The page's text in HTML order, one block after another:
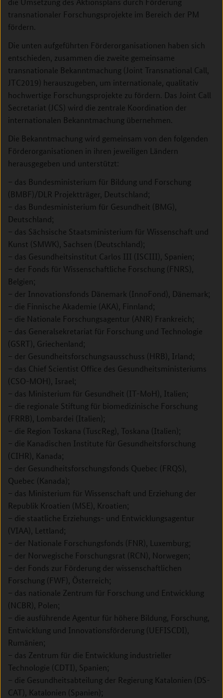
transnationaler Forschungsprojekte im Bereich der PM
fördern.
Die unten aufgeführten Förderorganisationen haben sich
entschieden, zusammen die zweite gemeinsame
transnationale Bekanntmachung (Joint Transnational Call,
JTC2019) herauszugeben, um internationale, qualitativ
hochwertige Forschungsprojekte zu fördern. Das Joint Call
Secretariat (JCS) wird die zentrale Koordination der
internationalen Bekanntmachung übernehmen.
Die Bekanntmachung wird gemeinsam von den folgenden
Förderorganisationen in ihren jeweiligen Ländern
herausgegeben und unterstützt:
– das Bundesministerium für Bildung und Forschung
(BMBF)/DLR Projektträger, Deutschland;
– das Bundesministerium für Gesundheit (BMG),
Deutschland;
– das Sächsische Staatsministerium für Wissenschaft und
Kunst (SMWK), Sachsen (Deutschland);
– das Gesundheitsinstitut Carlos III (ISCIII), Spanien;
– der Fonds für Wissenschaftliche Forschung (FNRS),
Belgien;
– der Innovationsfonds Dänemark (InnoFond), Dänemark;
– die Finnische Akademie (AKA), Finnland;
– die Nationale Forschungsagentur (ANR) Frankreich;
– das Generalsekretariat für Forschung und Technologie
(GSRT), Griechenland;
– der Gesundheitsforschungsausschuss (HRB), Irland;
– das Chief Scientist Office des Gesundheitsministeriums
(CSO-MOH), Israel;
– das Ministerium für Gesundheit (IT-MoH), Italien;
– die regionale Stiftung für biomedizinische Forschung
(FRRB), Lombardei (Italien);
– die Region Toskana (TuscReg), Toskana (Italien);
– die Kanadischen Institute für Gesundheitsforschung
(CIHR), Kanada;
– der Gesundheitsforschungsfonds Quebec (FRQS),
Quebec (Kanada);
– das Ministerium für Wissenschaft und Erziehung der
Republik Kroatien (MSE), Kroatien;
– die staatliche Erziehungs- und Entwicklungsagentur
(VIAA), Lettland;
– der Nationale Forschungsfonds (FNR), Luxemburg;
– der Norwegische Forschungsrat (RCN), Norwegen;
– der Fonds zur Förderung der wissenschaftlichen
Forschung (FWF), Österreich;
– das nationale Zentrum für Forschung und Entwicklung
(NCBR), Polen;
– die ausführende Agentur für höhere Bildung, Forschung,
Entwicklung und Innovationsförderung (UEFISCDI),
Rumänien;
– das Zentrum für die Entwicklung industrieller
Technologie (CDTI), Spanien;
– die Gesundheitsabteilung der Regierung Katalonien (DS-
CAT), Katalonien (Spanien);